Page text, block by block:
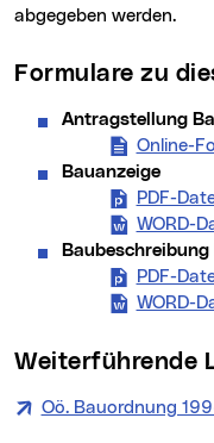
abgegeben werden.
Formulare zu
Antragstellung
Online-
Bauanzeige
PDF-
WORD-
PDF-
WORD-
Weiterführende
Oö. Bauordnung